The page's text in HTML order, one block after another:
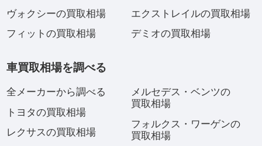
ヴォクシーの買取相場
フィットの買取相場
エクストレイルの買取相場
デミオの買取相場
車買取相場を調べる
全メーカーから調べる
トヨタの買取相場
レクサスの買取相場
メルセデス・ベンツの
買取相場
フォルクス・ワーゲンの
買取相場